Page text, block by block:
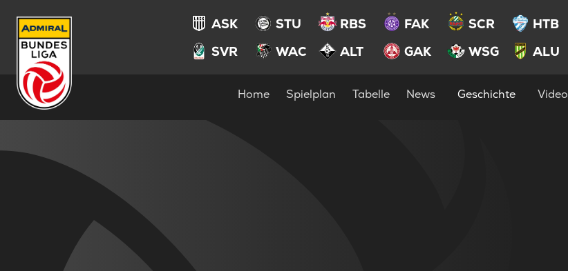
ASK STU RBS FAK SCR
HTB
SVR
WAC ALT GAK WSG ALU
Home Spielplan Tabelle News Geschichte Video